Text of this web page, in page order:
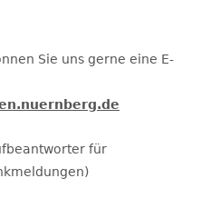
Sie uns gerne eine E-
für